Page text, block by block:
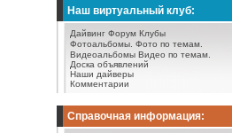
Наш виртуальный клуб:
Дайвинг Форум Клубы
Фотоальбомы. Фото по темам.
Видеоальбомы Видео по темам.
Доска объявлений
Наши дайверы
Комментарии
Справочная информация: